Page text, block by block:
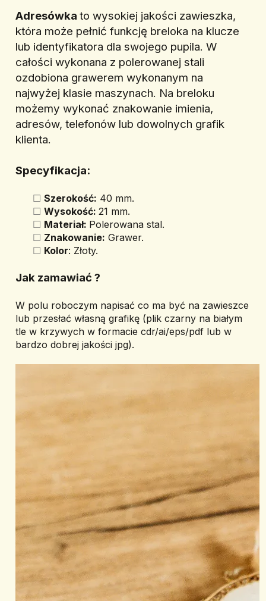
Adresówka to wysokiej jakości zawieszka,
która może pełnić funkcję breloka na klucze
lub identyfikatora dla swojego pupila. W
całości wykonana z polerowanej stali
ozdobiona grawerem wykonanym na
najwyżej klasie maszynach. Na breloku
możemy wykonać znakowanie imienia,
adresów, telefonów lub dowolnych grafik
klienta.
Specyfikacja:
Szerokość: 40 mm.
Wysokość: 21 mm.
Materiał: Polerowana stal.
Znakowanie: Grawer.
Kolor: Złoty.
Jak zamawiać ?
W polu roboczym napisać co ma być na zawieszce
lub przesłać własną grafikę (plik czarny na białym
tle w krzywych w formacie cdr/ai/eps/pdf lub w
bardzo dobrej jakości jpg).